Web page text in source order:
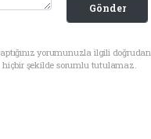
Gönder
yorumunuzla ilgili doğrudan
şekilde sorumlu tutulamaz.